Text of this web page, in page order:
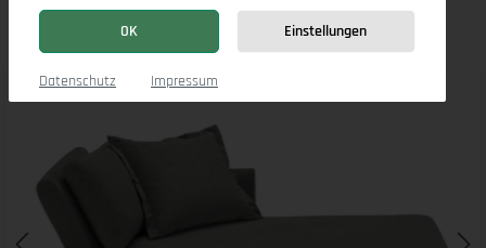
Easy Recamiere 110 mit Bettkasten rechts
Bildergalerie überspringen
OK Einstellungen
Datenschutz Impressum